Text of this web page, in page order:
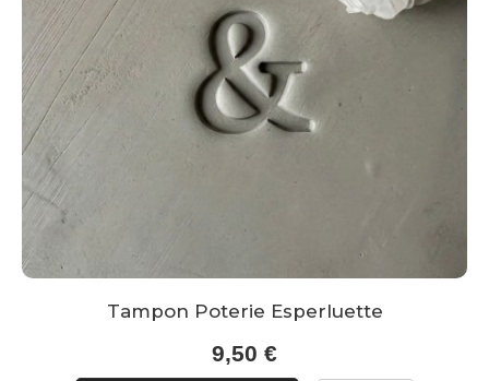
Tampon Poterie Esperluette
9,50 €